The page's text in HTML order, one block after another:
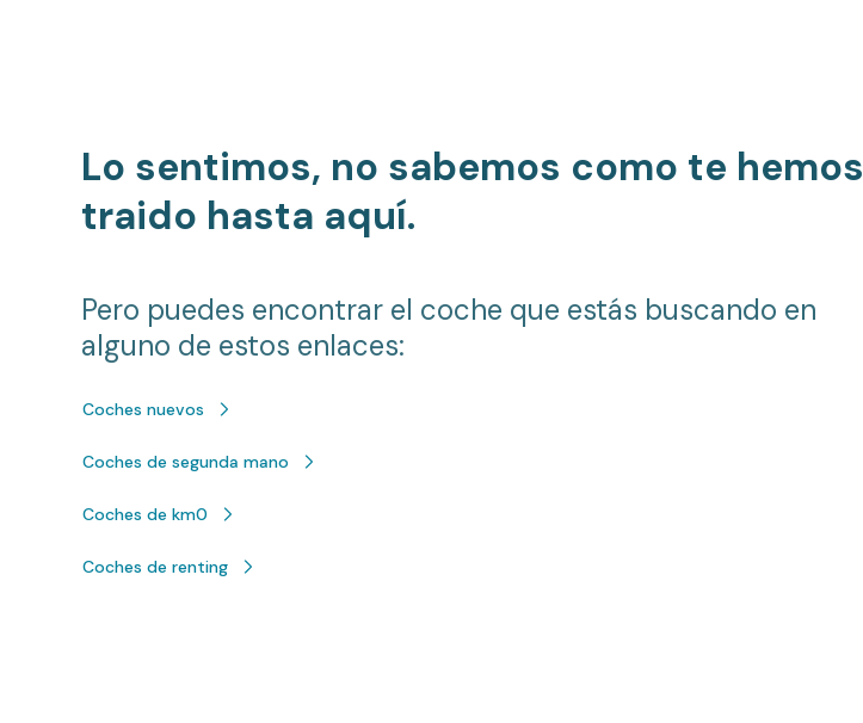
Lo sentimos, no sabemos como te hemos
traido hasta aquí.
Pero puedes encontrar el coche que estás buscando en
alguno de estos enlaces:
Coches nuevos
Coches de segunda mano
Coches de km0
Coches de renting